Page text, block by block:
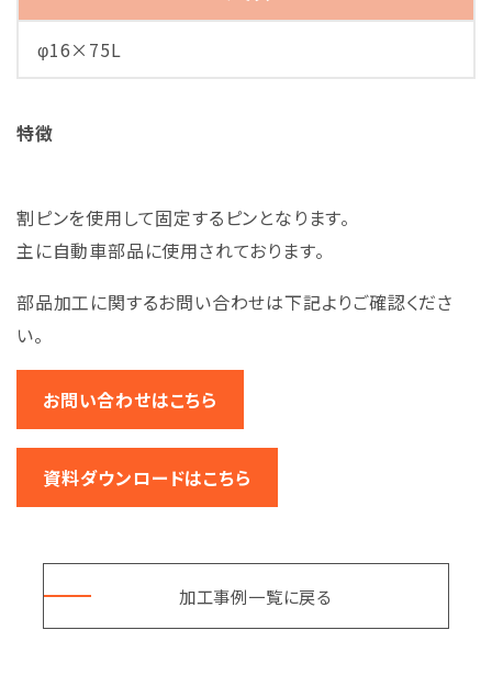
φ16×75L
特徴
割ピンを使用して固定するピンとなります。
主に自動車部品に使用されております。
部品加工に関するお問い合わせは下記よりご確認くださ
い。
お問い合わせはこちら
資料ダウンロードはこちら
加工事例一覧に戻る